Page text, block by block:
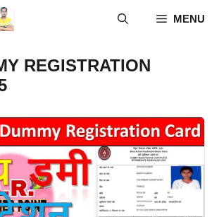
MENU
REGISTRATION